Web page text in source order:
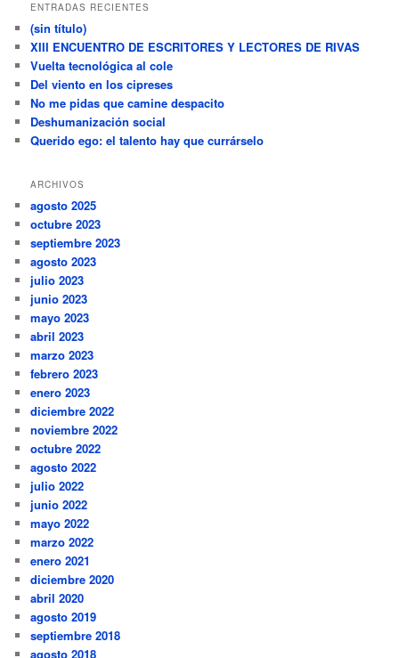
ENTRADAS RECIENTES
(sin título)
XIII ENCUENTRO DE ESCRITORES Y LECTORES DE RIVAS
Vuelta tecnológica al cole
Del viento en los cipreses
No me pidas que camine despacito
Deshumanización social
Querido ego: el talento hay que currárselo
ARCHIVOS
agosto 2025
octubre 2023
septiembre 2023
agosto 2023
julio 2023
junio 2023
mayo 2023
abril 2023
marzo 2023
febrero 2023
enero 2023
diciembre 2022
noviembre 2022
octubre 2022
agosto 2022
julio 2022
junio 2022
mayo 2022
marzo 2022
enero 2021
diciembre 2020
abril 2020
agosto 2019
septiembre 2018
agosto 2018